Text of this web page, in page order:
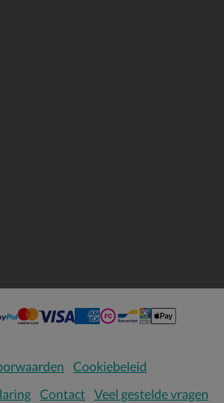
Cookiebeleid
Contact Veel gestelde vragen